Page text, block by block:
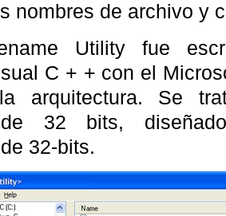
nombres de archivo y
Utility fue
C + + con el
arquitectura.
Se
de 32 bits,
32-bits.